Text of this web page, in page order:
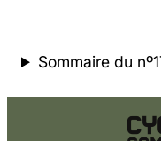
Sommaire du